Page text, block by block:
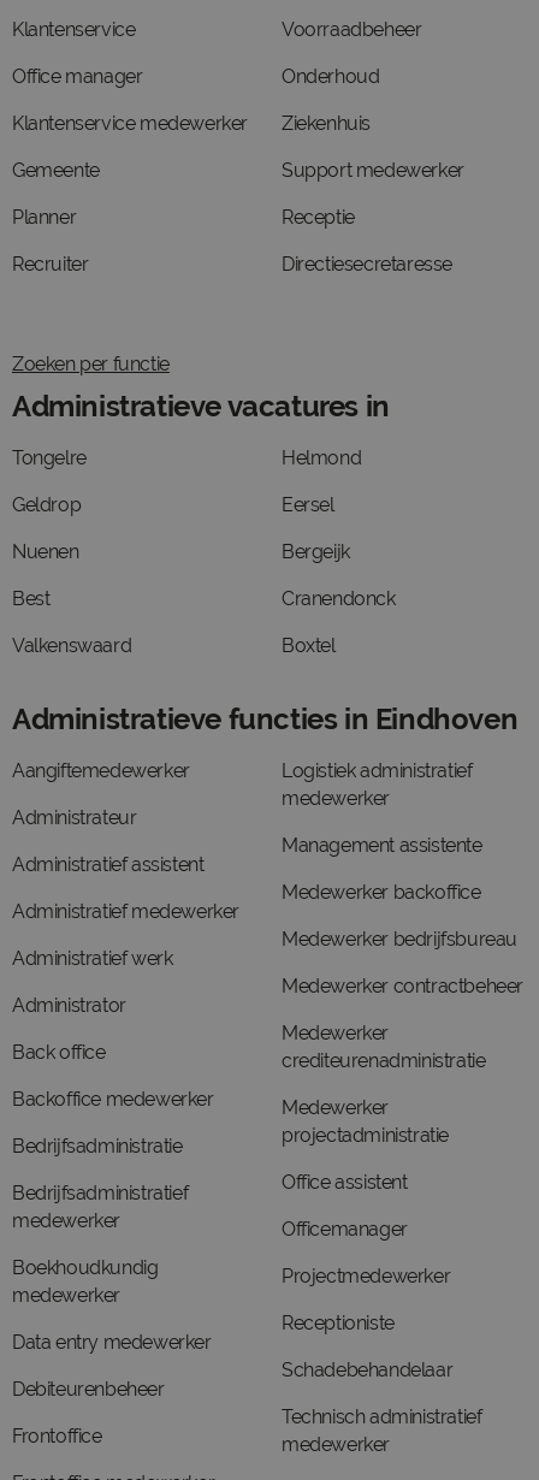
Klantenservice
Office manager
Klantenservice medewerker
Gemeente
Planner
Recruiter
Voorraadbeheer
Onderhoud
Ziekenhuis
Support medewerker
Receptie
Directiesecretaresse
Zoeken per functie
Administratieve vacatures in
Tongelre
Geldrop
Nuenen
Best
Valkenswaard
Helmond
Eersel
Bergeijk
Cranendonck
Boxtel
Administratieve functies in Eindhoven
Aangiftemedewerker
Administrateur
Administratief assistent
Administratief medewerker
Administratief werk
Administrator
Back office
Backoffice medewerker
Bedrijfsadministratie
Bedrijfsadministratief
medewerker
Boekhoudkundig
medewerker
Data entry medewerker
Debiteurenbeheer
Frontoffice
Logistiek administratief
medewerker
Management assistente
Medewerker backoffice
Medewerker bedrijfsbureau
Medewerker contractbeheer
Medewerker
crediteurenadministratie
Medewerker
projectadministratie
Office assistent
Officemanager
Projectmedewerker
Receptioniste
Schadebehandelaar
Technisch administratief
medewerker